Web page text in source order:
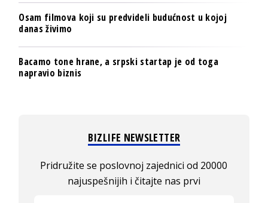
Osam filmova koji su predvideli budućnost u kojoj
danas živimo
Bacamo tone hrane, a srpski startap je od toga
napravio biznis
BIZLIFE NEWSLETTER
Pridružite se poslovnoj zajednici od 20000
najuspešnijih i čitajte nas prvi